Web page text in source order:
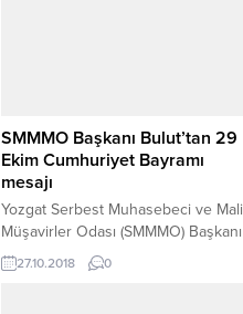
SMMMO Başkanı Bulut’tan 29
Ekim Cumhuriyet Bayramı
mesajı
Yozgat Serbest Muhasebeci ve Mali
Müşavirler Odası (SMMMO) Başkanı
Ahmet Bulut, 29 Ekim Cumhuriyet
Bayramı dolayısıyla yayınladığı
27.10.2018 0